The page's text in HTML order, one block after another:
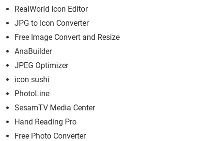
RealWorld Icon Editor
JPG to Icon Converter
Free Image Convert and Resize
AnaBuilder
JPEG Optimizer
icon sushi
PhotoLine
SesamTV Media Center
Hand Reading Pro
Free Photo Converter